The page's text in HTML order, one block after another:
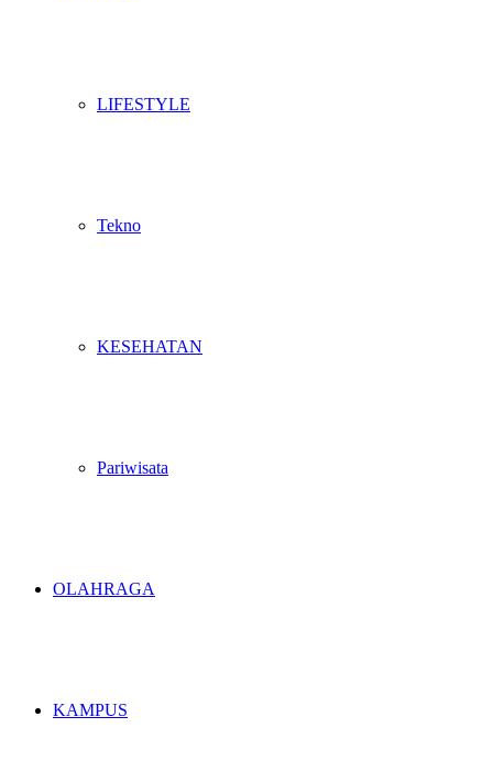
LIFESTYLE
Tekno
KESEHATAN
Pariwisata
OLAHRAGA
KAMPUS